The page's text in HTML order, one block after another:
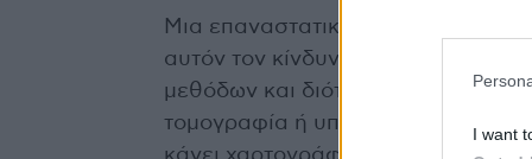
I want
Μια επαναστατική μέθοδος
αυτόν τον κίνδυνο είναι η
μεθόδων και διότι δεν απαιτεί
τομογραφία ή υπερηχογράφημα)